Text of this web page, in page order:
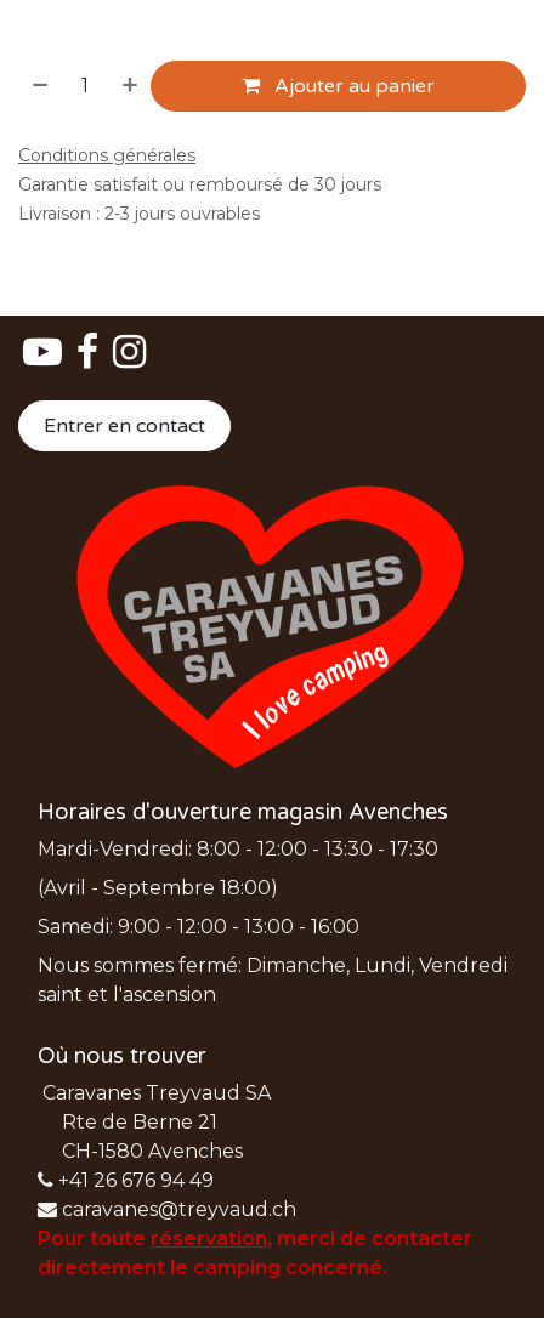
Ajouter au panier
Conditions générales
Garantie satisfait ou remboursé de 30 jours
Livraison : 2-3 jours ouvrables
Entrer en contact
Horaires d'ouverture magasin Avenches
Mardi-Vendredi: 8:00 - 12:00 - 13:30 - 17:30
(Avril - Septembre 18:00)
Samedi: 9:00 - 12:00 - 13:00 - 16:00
Nous sommes fermé: Dimanche, Lundi, Vendredi
saint et l'ascension
Où nous trouver
Caravanes Treyvaud SA
Rte de Berne 21
CH-1580 Avenches
+41 26 676 94 49
caravanes@treyvaud.ch
Pour toute réservation, merci de contacter
directement le camping concerné.